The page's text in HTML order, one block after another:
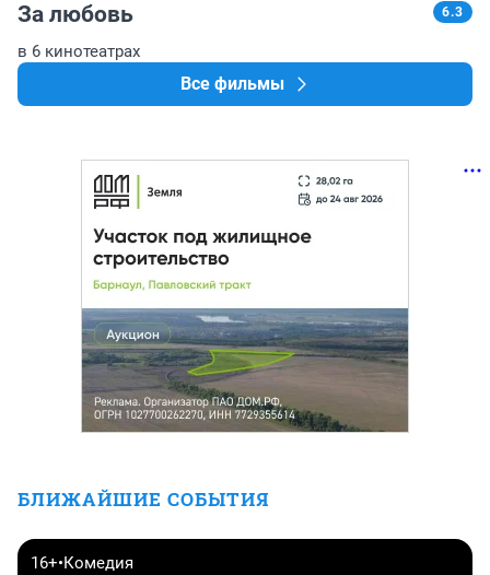
За любовь 6.3
в 6 кинотеатрах
Все фильмы
БЛИЖАЙШИЕ СОБЫТИЯ
16+•Комедия